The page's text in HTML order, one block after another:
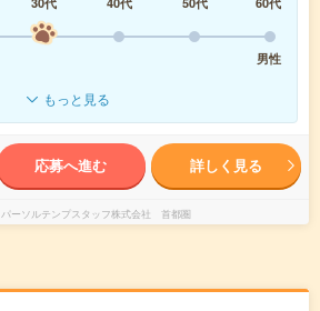
男性
もっと見る
応募へ進む 詳しく見る
パーソルテンプスタッフ株式会社 首都圏